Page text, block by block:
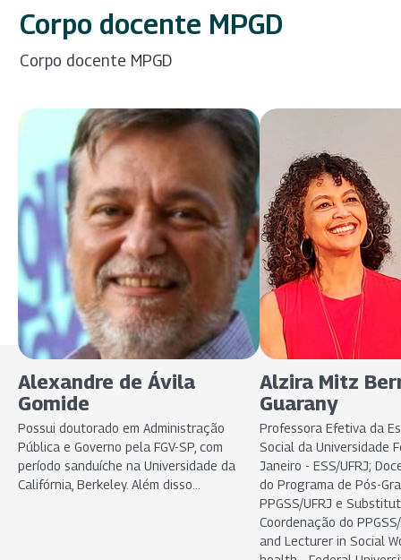
Corpo docente MPGD
Corpo docente MPGD
Alexandre de Ávila
Gomide
Possui doutorado em Administração
Pública e Governo pela FGV-SP, com
período sanduíche na Universidade da
Califórnia, Berkeley. Além disso...
Alzira Mitz
Guarany
Professora Efetiva da
Social da Universidade
Janeiro - ESS/UFRJ;
do Programa de Pós-
PPGSS/UFRJ e
Coordenação do
and Lecturer in Social